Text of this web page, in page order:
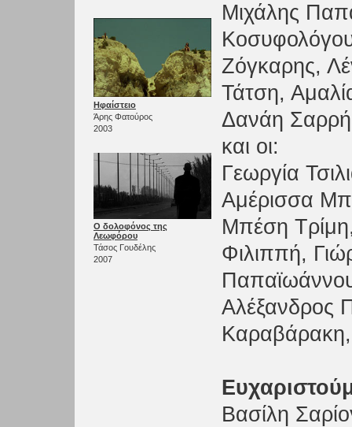
Ηφαίστειο
Άρης Φατούρος
2003
Ο δολοφόνος της
Λεωφόρου
Τάσος Γουδέλης
2007
Μιχάλης
Ζόγκαρης,
Τάτση,
Δανάη Σαρρή
και οι:
Γεωργία
Αμέρισσα
Μπέση
Φιλιππή,
Αλέξανδρος
Βασίλη